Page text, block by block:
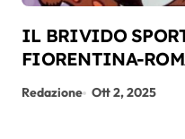
IL BRIVIDO
FIORENTINA-
2025
Redazione Ott 2, 2025